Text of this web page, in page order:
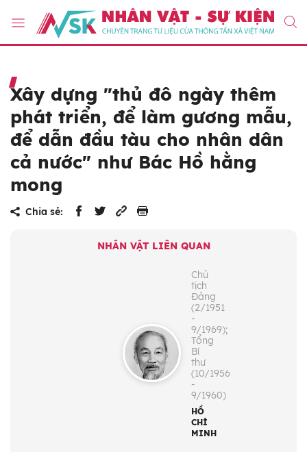
Xây dựng "thủ đô ngày thêm
phát triển, để làm gương mẫu,
để dẫn đầu tàu cho nhân dân
cả nước" như Bác Hồ hằng
mong
Chia sẻ:
NHÂN VẬT LIÊN QUAN
Chủ
tịch
Đảng
(2/1951
-
9/1969);
Tổng
Bí
thư
(10/1956
-
9/1960)
HỒ
CHÍ
MINH